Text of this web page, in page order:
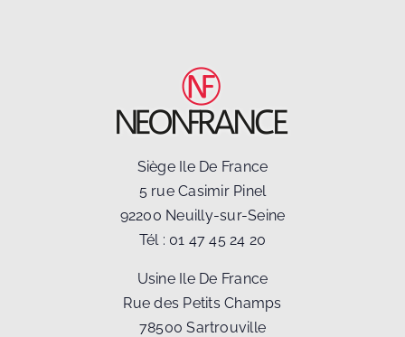
Siège Ile De France
5 rue Casimir Pinel
92200 Neuilly-sur-Seine
Tél : 01 47 45 24 20
Usine Ile De France
Rue des Petits Champs
78500 Sartrouville